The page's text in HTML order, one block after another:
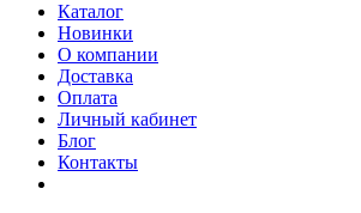
Каталог
Новинки
О компании
Доставка
Оплата
Личный кабинет
Блог
Контакты